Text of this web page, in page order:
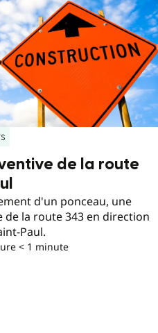
de la route
d'un ponceau, une
la route 343 en direction
Paul.
< 1 minute